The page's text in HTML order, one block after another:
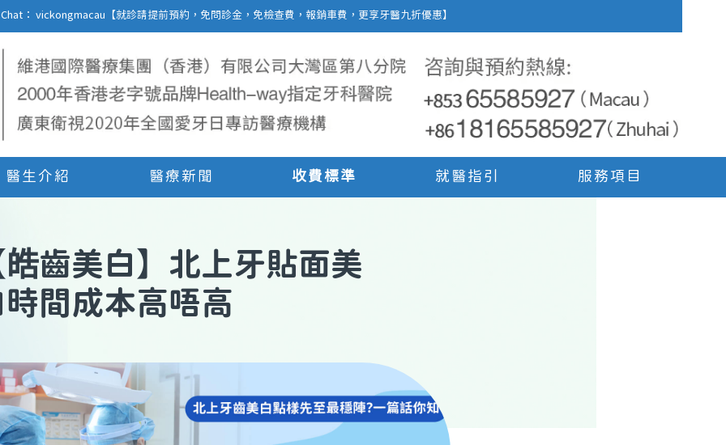
： vickongmacau【就診請提前預約，免問診金，免檢查費，報銷車費，更享牙醫九折優惠】
醫生介紹 醫療新聞 收費標準 就醫指引 服務項目
皓齒美白】 北上牙貼面美
間成本高唔高